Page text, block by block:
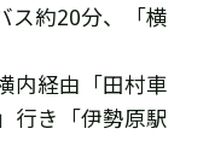
ス約20分、「横
内経由「田村車
行き「伊勢原駅